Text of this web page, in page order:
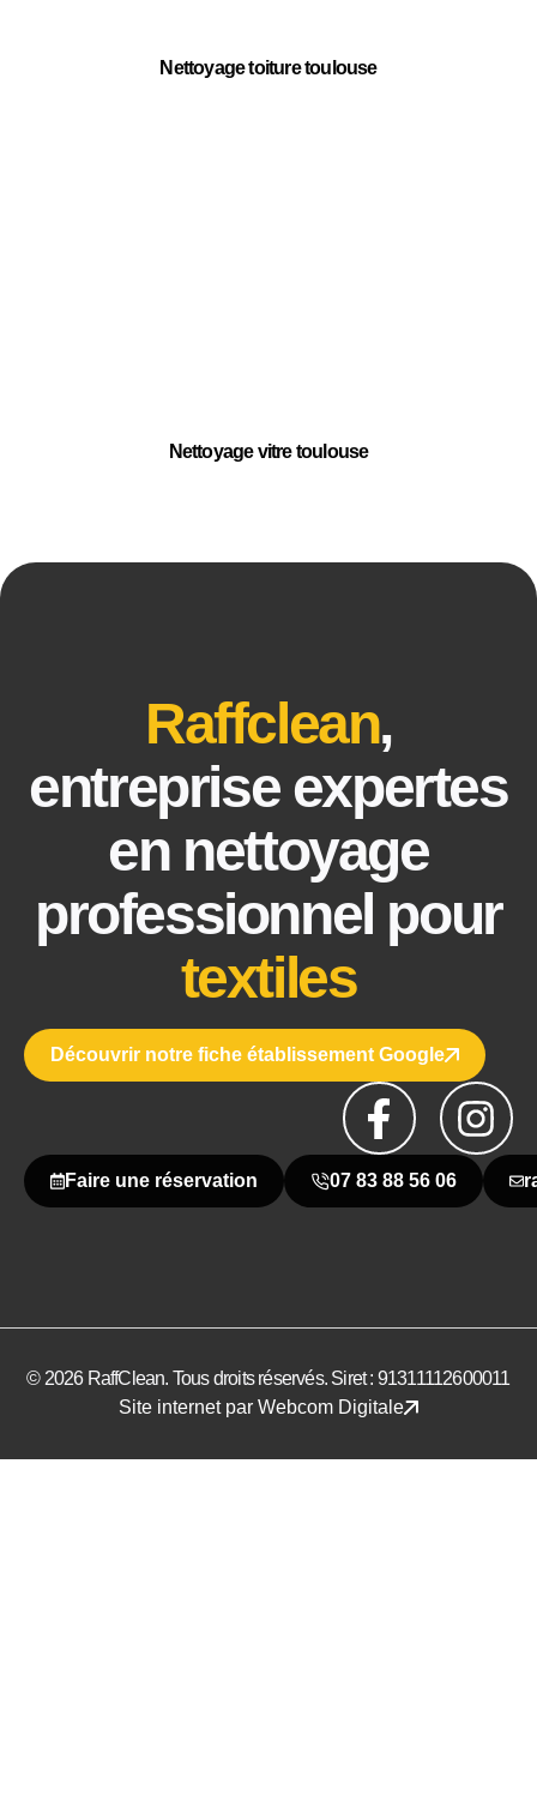
Nettoyage toiture toulouse
Nettoyage vitre toulouse
Raffclean,
entreprise expertes
en nettoyage
professionnel pour
textiles
Découvrir notre fiche établissement Google
Faire une réservation 07 83 88 56 06
© 2026 RaffClean. Tous droits réservés. Siret : 91311112600011
Site internet par Webcom Digitale